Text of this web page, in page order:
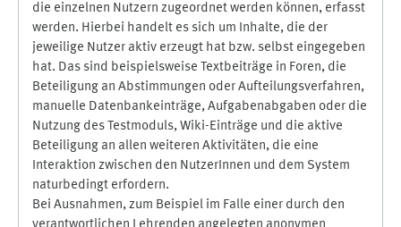
die einzelnen Nutzern zugeordnet werden können, erfasst
werden. Hierbei handelt es sich um Inhalte, die der
jeweilige Nutzer aktiv erzeugt hat bzw. selbst eingegeben
hat. Das sind beispielsweise Textbeiträge in Foren, die
Beteiligung an Abstimmungen oder Aufteilungsverfahren,
manuelle Datenbankeinträge, Aufgabenabgaben oder die
Nutzung des Testmoduls, Wiki-Einträge und die aktive
Beteiligung an allen weiteren Aktivitäten, die eine
Interaktion zwischen den NutzerInnen und dem System
naturbedingt erfordern.
Bei Ausnahmen, zum Beispiel im Falle einer durch den